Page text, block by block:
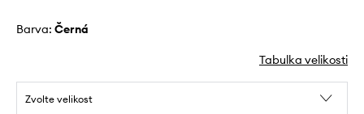
Barva: černá
Tabulka velikosti
Zvolte velikost